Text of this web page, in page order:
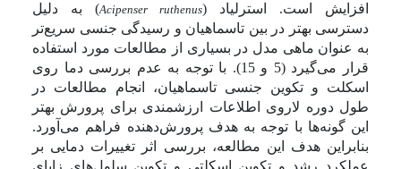
افزایش است. استرلیاد (Acipenser ruthenus) به دلیل
دسترسی بهتر در بین تاسماهیان و رسیدگی جنسی سریع‌تر
به عنوان ماهی مدل در بسیاری از مطالعات مورد استفاده
قرار می‌گیرد (5 و 15). با توجه به عدم بررسی دما روی
اسکلت و تکوین جنسی تاسماهیان، انجام مطالعات در
طول دوره لاروی اطلاعات ارزشمندی برای پرورش بهتر
این گونه‌ها با توجه به هدف پرورش‌دهنده فراهم می‌آورد.
بنابراین هدف این مطالعه، بررسی اثر تغییرات دمایی بر
عملکرد رشد و تکوین اسکلتی و تکوین سلول‌های زایای